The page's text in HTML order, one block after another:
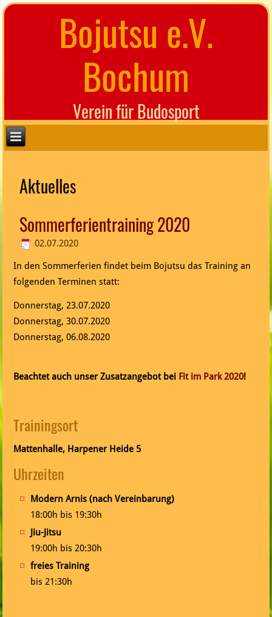
Bojutsu e.V.
Bochum
Verein für Budosport
Aktuelles
Sommerferientraining 2020
02.07.2020
In den Sommerferien findet beim Bojutsu das Training an
folgenden Terminen statt:
Donnerstag, 23.07.2020
Donnerstag, 30.07.2020
Donnerstag, 06.08.2020
Beachtet auch unser Zusatzangebot bei Fit im Park 2020!
Trainingsort
Mattenhalle, Harpener Heide 5
Uhrzeiten
Modern Arnis (nach Vereinbarung)
18:00h bis 19:30h
Jiu-Jitsu
19:00h bis 20:30h
freies Training
bis 21:30h